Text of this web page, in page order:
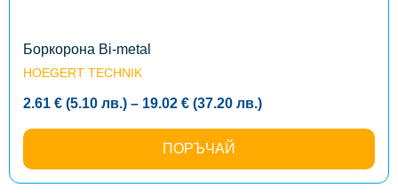
Боркорона Bi-metal
HOEGERT TECHNIK
2.61 € (5.10 лв.) – 19.02 € (37.20 лв.)Price
2.61 €
through
19.02 €
ПОРЪЧАЙ
the
product
page